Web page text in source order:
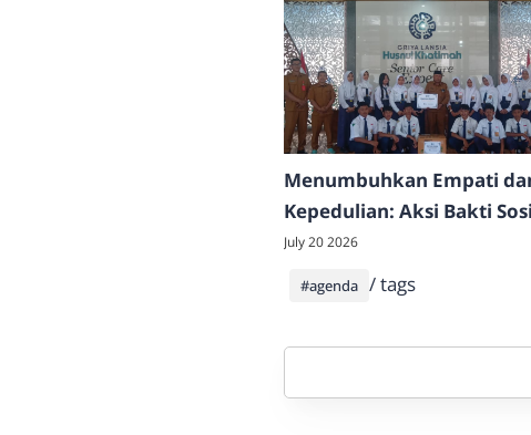
Menumbuhkan Empati
Kepedulian: Aksi Bakti
JANEDA di Griya Lansia
Khatimah Jadi Penutup
Rangkaian MPLS 2026/2027
July 20 2026
/ tags
#agenda